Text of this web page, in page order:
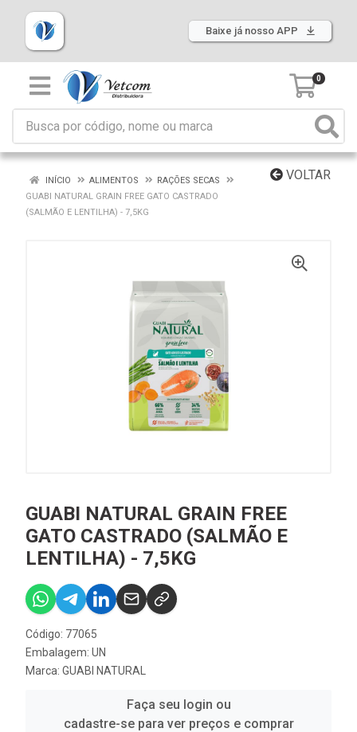
Baixe já nosso APP
0
VOLTAR
INÍCIO ALIMENTOS
RAÇÕES SECAS
GUABI NATURAL GRAIN FREE GATO CASTRADO
(SALMÃO E LENTILHA) - 7,5KG
GUABI NATURAL GRAIN FREE
GATO CASTRADO (SALMÃO E
LENTILHA) - 7,5KG
Código: 77065
Embalagem: UN
Marca: GUABI NATURAL
Faça seu login ou
cadastre-se para ver preços e comprar